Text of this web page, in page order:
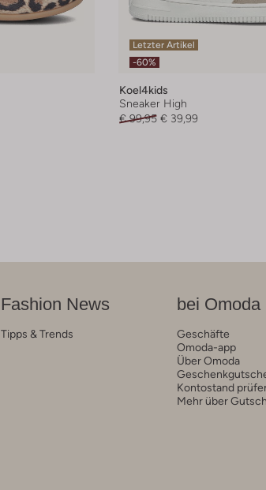
Letzter Artikel
-60%
Koel4kids
Sneaker High
€ 99,95 € 39,99
Fashion News
Tipps & Trends
bei Omoda
Geschäfte
Omoda-app
Über Omoda
Kontostand
Mehr über